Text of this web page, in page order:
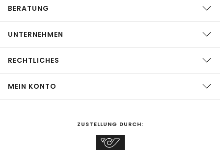
BERATUNG
UNTERNEHMEN
RECHTLICHES
MEIN KONTO
ZUSTELLUNG DURCH: